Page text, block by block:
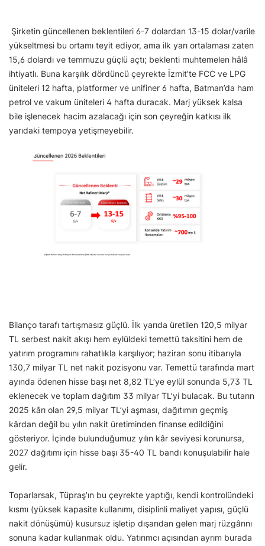
Şirketin güncellenen beklentileri 6-7 dolardan 13-15 dolar/varile
yükseltmesi bu ortamı teyit ediyor, ama ilk yarı ortalaması zaten
15,6 dolardı ve temmuzu güçlü açtı; beklenti muhtemelen hâlâ
ihtiyatlı. Buna karşılık dördüncü çeyrekte İzmit’te FCC ve LPG
üniteleri 12 hafta, platformer ve unifiner 6 hafta, Batman’da ham
petrol ve vakum üniteleri 4 hafta duracak. Marj yüksek kalsa
bile işlenecek hacim azalacağı için son çeyreğin katkısı ilk
yarıdaki tempoya yetişmeyebilir.
Bilanço tarafı tartışmasız güçlü. İlk yarıda üretilen 120,5 milyar
TL serbest nakit akışı hem eylüldeki temettü taksitini hem de
yatırım programını rahatlıkla karşılıyor; haziran sonu itibarıyla
130,7 milyar TL net nakit pozisyonu var. Temettü tarafında mart
ayında ödenen hisse başı net 8,82 TL’ye eylül sonunda 5,73 TL
eklenecek ve toplam dağıtım 33 milyar TL’yi bulacak. Bu tutarın
2025 kârı olan 29,5 milyar TL’yi aşması, dağıtımın geçmiş
kârdan değil bu yılın nakit üretiminden finanse edildiğini
gösteriyor. İçinde bulunduğumuz yılın kâr seviyesi korunursa,
2027 dağıtımı için hisse başı 35-40 TL bandı konuşulabilir hale
gelir.
Toparlarsak, Tüpraş’ın bu çeyrekte yaptığı, kendi kontrolündeki
kısmı (yüksek kapasite kullanımı, disiplinli maliyet yapısı, güçlü
nakit dönüşümü) kusursuz işletip dışarıdan gelen marj rüzgârını
sonuna kadar kullanmak oldu. Yatırımcı açısından ayrım burada